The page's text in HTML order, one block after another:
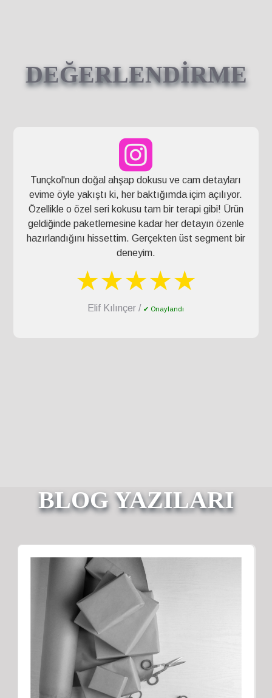
DEĞERLENDİRME
Tunçkol'nun doğal ahşap dokusu ve cam detayları
evime öyle yakıştı ki, her baktığımda içim açılıyor.
Özellikle o özel seri kokusu tam bir terapi gibi! Ürün
geldiğinde paketlemesine kadar her detayın özenle
hazırlandığını hissettim. Gerçekten üst segment bir
deneyim.
★★★★★
Elif Kılınçer / ✔ Onaylandı
BLOG YAZILARI